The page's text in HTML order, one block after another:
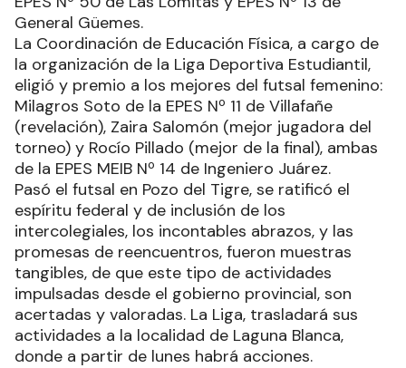
General Güemes.
La Coordinación de Educación Física, a cargo de
la organización de la Liga Deportiva Estudiantil,
eligió y premio a los mejores del futsal femenino:
Milagros Soto de la EPES Nº 11 de Villafañe
(revelación), Zaira Salomón (mejor jugadora del
torneo) y Rocío Pillado (mejor de la final), ambas
de la EPES MEIB Nº 14 de Ingeniero Juárez.
Pasó el futsal en Pozo del Tigre, se ratificó el
espíritu federal y de inclusión de los
intercolegiales, los incontables abrazos, y las
promesas de reencuentros, fueron muestras
tangibles, de que este tipo de actividades
impulsadas desde el gobierno provincial, son
acertadas y valoradas. La Liga, trasladará sus
actividades a la localidad de Laguna Blanca,
donde a partir de lunes habrá acciones.